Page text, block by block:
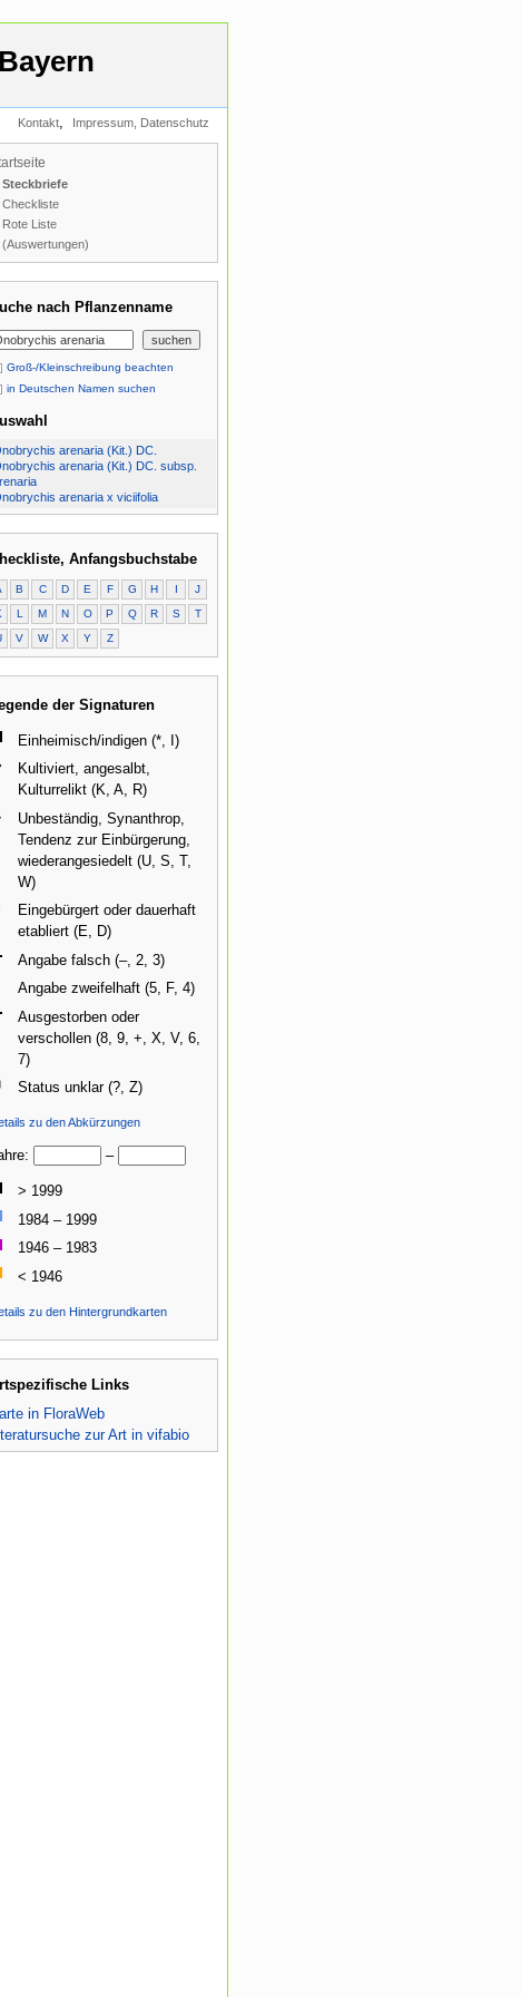
Kontakt, Impressum, Datenschutz
Steckbriefe
Checkliste
Rote Liste
(Auswertungen)
nach Pflanzenname
Groß-/Kleinschreibung beachten
in Deutschen Namen suchen
arenaria (Kit.) DC.
arenaria (Kit.) DC. subsp.
arenaria x viciifolia
Anfangsbuchstabe
B C D E F G H I
J
L M N O P Q R S
T
V W X Y Z
der Signaturen
Einheimisch/indigen (*, I)
Kultiviert, angesalbt,
Kulturrelikt (K, A, R)
Unbeständig, Synanthrop,
Tendenz zur Einbürgerung,
wiederangesiedelt (U, S, T,
W)
Eingebürgert oder dauerhaft
etabliert (E, D)
Angabe falsch (–, 2, 3)
Angabe zweifelhaft (5, F, 4)
Ausgestorben oder
verschollen (8, 9, +, X, V, 6,
7)
Status unklar (?, Z)
zu den Abkürzungen
–
> 1999
1984 – 1999
1946 – 1983
< 1946
zu den Hintergrundkarten
Links
in FloraWeb
zur Art in vifabio